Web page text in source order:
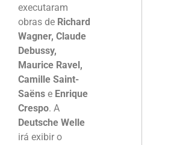
executaram
obras de Richard
Wagner, Claude
Debussy,
Maurice Ravel,
Camille Saint-
Saëns e Enrique
Crespo. A
Deutsche Welle
irá exibir o